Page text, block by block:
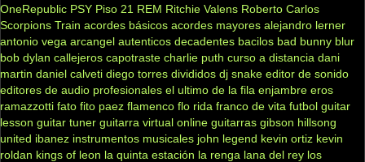
OneRepublic PSY Piso 21 REM Ritchie Valens Roberto Carlos
Scorpions Train acordes básicos acordes mayores alejandro lerner
antonio vega arcangel autenticos decadentes bacilos bad bunny blur
bob dylan callejeros capotraste charlie puth curso a distancia dani
martin daniel calveti diego torres divididos dj snake editor de sonido
editores de audio profesionales el ultimo de la fila enjambre eros
ramazzotti fato fito paez flamenco flo rida franco de vita futbol guitar
lesson guitar tuner guitarra virtual online guitarras gibson hillsong
united ibanez instrumentos musicales john legend kevin ortiz kevin
roldan kings of leon la quinta estación la renga lana del rey los